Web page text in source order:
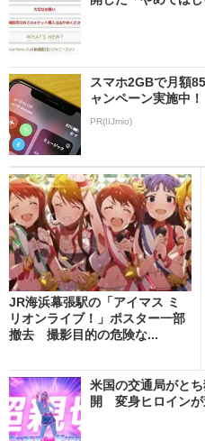
スマホ2GBで月額
ャンペーン実施中！
PR(IIJmio)
JR海浜幕張駅の「アイマス ミ
リオンライブ！」ポスター一部
撤去 撮影目的の危険な...
米国の交通局がと
開 変身ヒロインが